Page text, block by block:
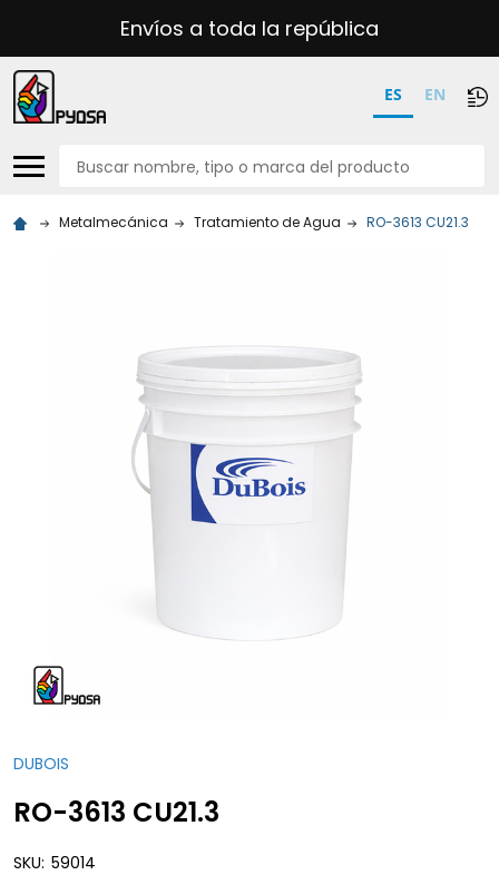
Envíos a toda la república
ES EN
Buscar
Metalmecánica Tratamiento de Agua RO-3613 CU21.3
DUBOIS
RO-3613 CU21.3
SKU: 59014